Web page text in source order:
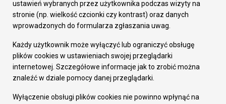
Fundusze europejskie
Środki krajowe
Oferty inwestycyjne
Pozostałe
Deklaracja dostępności
Dane osobowe
Dodaj opinię o witrynie
ustawień wybranych przez użytkownika podczas wizyty na
stronie (np. wielkość czcionki czy kontrast) oraz danych
wprowadzonych do formularza zgłaszania uwag.
Każdy użytkownik może wyłączyć lub ograniczyć obsługę
plików cookies w ustawieniach swojej przeglądarki
internetowej. Szczegółowe informacje jak to zrobić można
znaleźć w dziale pomocy danej przeglądarki.
Wyłączenie obsługi plików cookies nie powinno wpłynąć na